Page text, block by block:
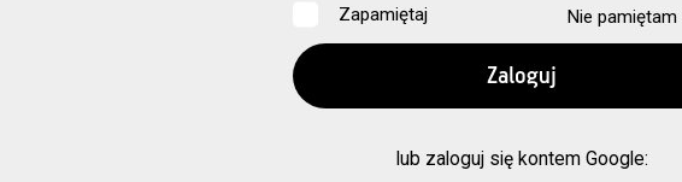
Zapamiętaj Nie pamiętam
lub zaloguj się kontem Google: